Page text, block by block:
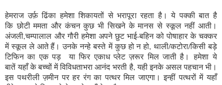
हेमराज उर्फ़ ढिंका हमेशा शिकायतों से भरापूरा रहता है। ये पक्की बात है
कि छोटी ममता और कंचन कुछ भी सिखने के मानस से स्कूल नहीं आती।
अंजली,चम्पालाल और गौरी हमेशा अपने छुट भाई-बहिन को पोषाहार के चक्कर
में स्कूल ले आते हैं। उनके नन्हे बस्ते में कुछ हो न हो, थाली/कटोरा/किसी बड़े
टिफिन का एक पड़ या फिर एकाध प्लेट ज़रूर मिल जाती है। हमेशा ये
बातें यहाँ के बच्चों में विविधताभरा आनंद भरती है, यही इनके असल पहचान भी।
इस पथरीली ज़मीन पर हर रंग का पत्थर मिल जाएगा। इन्हीं पत्थरों में यहाँ